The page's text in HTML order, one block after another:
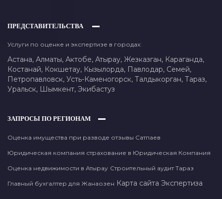
ПРЕДСТАВИТЕЛЬСТВА
Услуги по оценке и экспертизе в городах:
Астана, Алматы, Актобе, Атырау, Жезказган, Караганда,
Костанай, Кокшетау, Кызылорда, Павлодар, Семей,
Петропавловск, Усть-Каменогорск, Талдыкорган, Тараз,
Уральск, Шымкент, Экибастуз
ЗАПРОСЫ ПО РЕГИОНАМ
Оценка имущества при разводе отзывы Сатпаев
Юридическая компания страхование в Юридическая Компания
Оценка недвижимости в Атырау Строительный аудит Тараз
Главный бухгалтер для Жанаозен Карта сайта Экспертиза